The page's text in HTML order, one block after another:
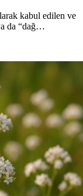
kabul edilen ve
da “dağ…